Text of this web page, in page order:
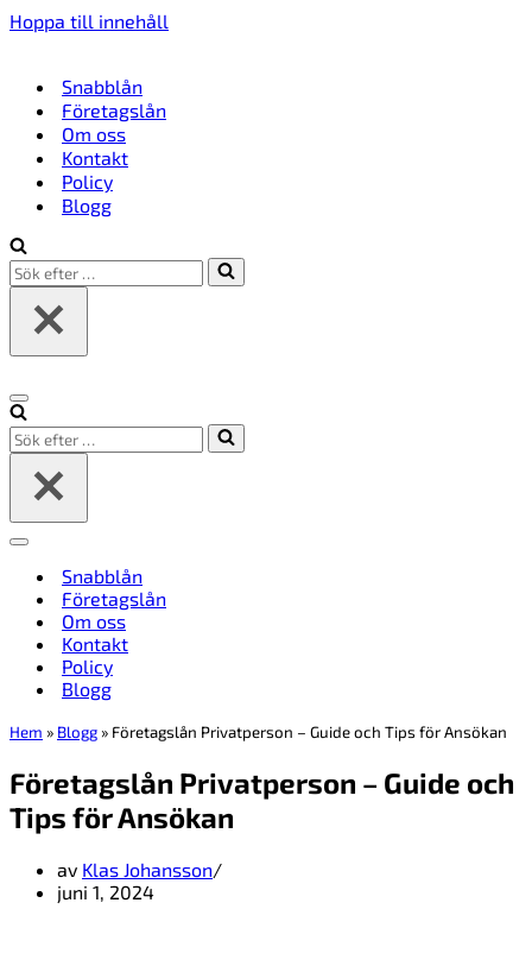
Hoppa till innehåll
Snabblån
Företagslån
Om oss
Kontakt
Policy
Blogg
Sök
efter
Navigeringsmeny
Sök
efter
Navigeringsmeny
Snabblån
Företagslån
Om oss
Kontakt
Policy
Blogg
Hem » Blogg » Företagslån Privatperson – Guide och Tips för Ansökan
Företagslån Privatperson – Guide och
Tips för Ansökan
av Klas Johansson
juni 1, 2024